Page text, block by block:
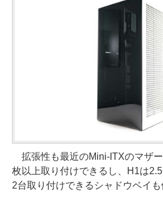
拡張性も最近のMini-ITXのマザ
枚以上取り付けできるし、H1は
2台取り付けできるシャドウベイも